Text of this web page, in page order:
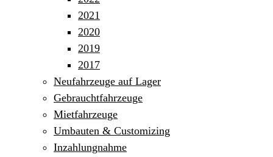
2021
2020
2019
2017
Neufahrzeuge auf Lager
Gebrauchtfahrzeuge
Mietfahrzeuge
Umbauten & Customizing
Inzahlungnahme